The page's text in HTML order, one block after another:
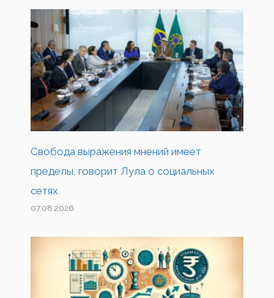
Свобода выражения мнений имеет
пределы, говорит Лула о социальных
сетях
07.08.2026